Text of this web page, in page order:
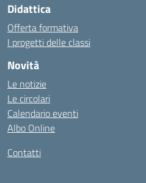
Didattica
Offerta formativa
I progetti delle classi
Novità
Le notizie
Le circolari
Calendario eventi
Albo Online
Contatti